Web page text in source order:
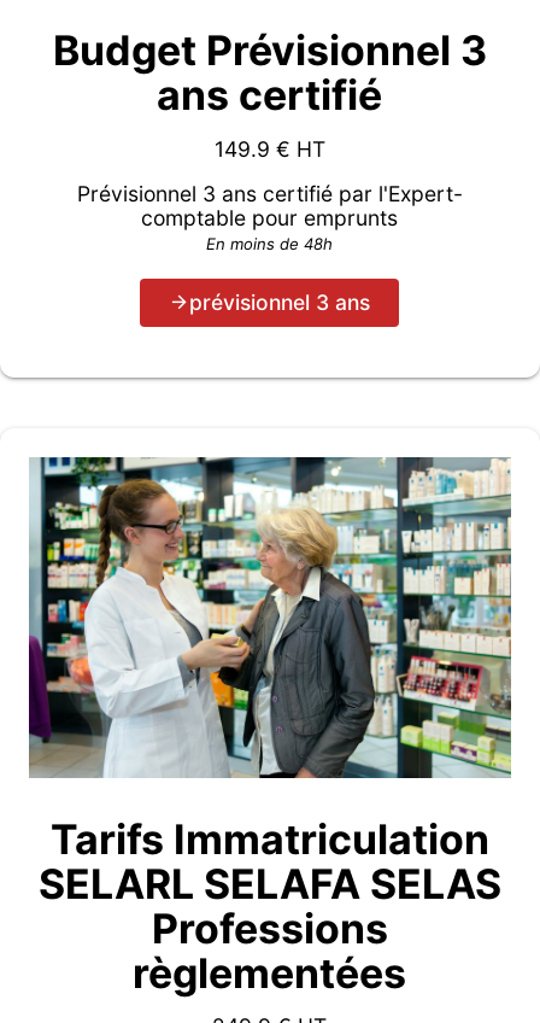
Budget Prévisionnel 3
ans certifié
149.9 € HT
Prévisionnel 3 ans certifié par l'Expert-
comptable pour emprunts
En moins de 48h
prévisionnel 3 ans
Tarifs Immatriculation
SELARL SELAFA SELAS
Professions
règlementées